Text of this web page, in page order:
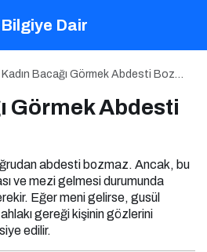
Bilgiye Dair
Kadın Bacağı Görmek Abdesti Bozar
Görmek Abdesti
abdesti bozmaz. Ancak, bu
ve mezi gelmesi durumunda
Eğer meni gelirse, gusül
ahlakı gereği kişinin gözlerini
edilir.
Görmek Abdesti Bozar mı?